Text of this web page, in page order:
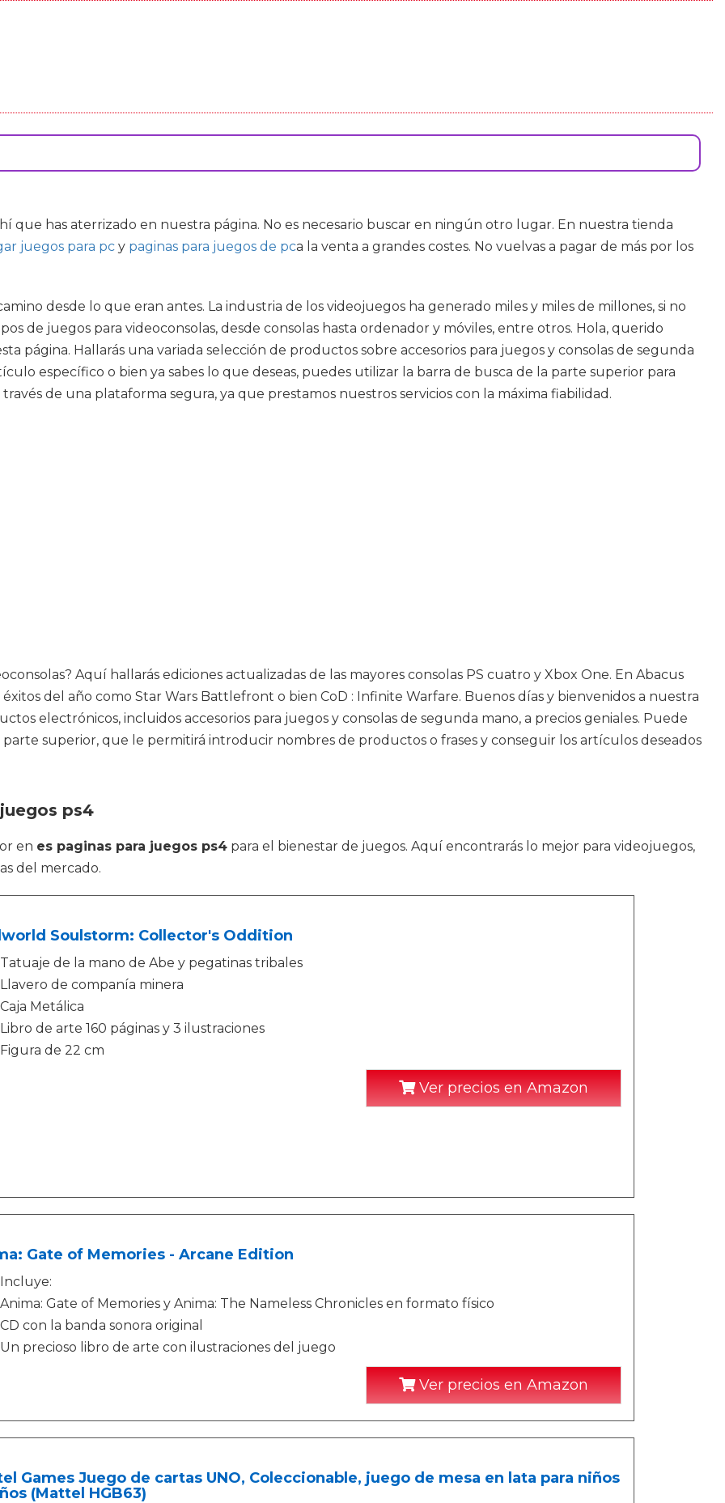
que has aterrizado en nuestra página. No es necesario buscar en ningún otro lugar. En nuestra tienda
juegos para pc y paginas para juegos de pca la venta a grandes costes. No vuelvas a pagar de más por los
desde lo que eran antes. La industria de los videojuegos ha generado miles y miles de millones, si no
de juegos para videoconsolas, desde consolas hasta ordenador y móviles, entre otros. Hola, querido
página. Hallarás una variada selección de productos sobre accesorios para juegos y consolas de segunda
específico o bien ya sabes lo que deseas, puedes utilizar la barra de busca de la parte superior para
de una plataforma segura, ya que prestamos nuestros servicios con la máxima fiabilidad.
Aquí hallarás ediciones actualizadas de las mayores consolas PS cuatro y Xbox One. En Abacus
del año como Star Wars Battlefront o bien CoD : Infinite Warfare. Buenos días y bienvenidos a nuestra
electrónicos, incluidos accesorios para juegos y consolas de segunda mano, a precios geniales. Puede
superior, que le permitirá introducir nombres de productos o frases y conseguir los artículos deseados
ps4
en es paginas para juegos ps4 para el bienestar de juegos. Aquí encontrarás lo mejor para videojuegos,
del mercado.
Soulstorm: Collector's Oddition
Tatuaje de la mano de Abe y pegatinas tribales
Llavero de companía minera
Caja Metálica
Libro de arte 160 páginas y 3 ilustraciones
Figura de 22 cm
Ver precios en Amazon
Gate of Memories - Arcane Edition
Incluye:
Anima: Gate of Memories y Anima: The Nameless Chronicles en formato físico
CD con la banda sonora original
Un precioso libro de arte con ilustraciones del juego
Ver precios en Amazon
Games Juego de cartas UNO, Coleccionable, juego de mesa en lata para niños
(Mattel HGB63)